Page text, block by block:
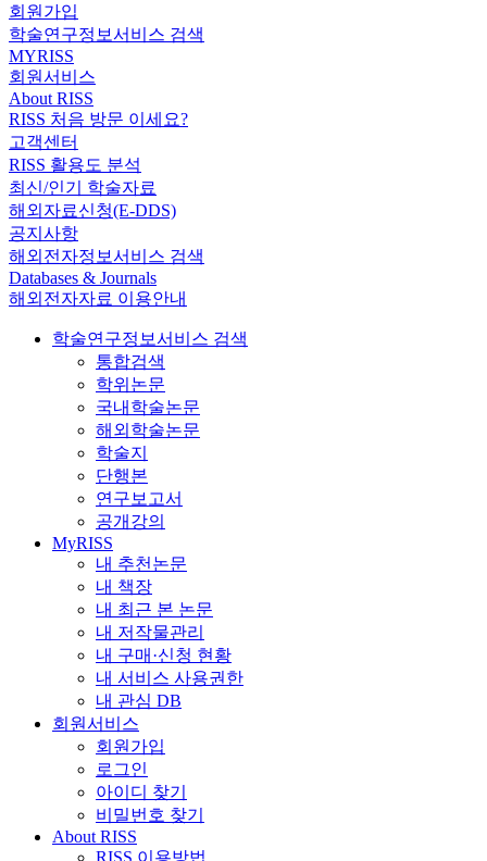
회원가입
학술연구정보서비스 검색
MYRISS
회원서비스
About RISS
RISS 처음 방문 이세요?
고객센터
RISS 활용도 분석
최신/인기 학술자료
해외자료신청(E-DDS)
공지사항
해외전자정보서비스 검색
Databases & Journals
해외전자자료 이용안내
학술연구정보서비스 검색
통합검색
학위논문
국내학술논문
해외학술논문
학술지
단행본
연구보고서
공개강의
MyRISS
내 추천논문
내 책장
내 최근 본 논문
내 저작물관리
내 구매·신청 현황
내 서비스 사용권한
내 관심 DB
회원서비스
회원가입
로그인
아이디 찾기
비밀번호 찾기
About RISS
RISS 이용방법